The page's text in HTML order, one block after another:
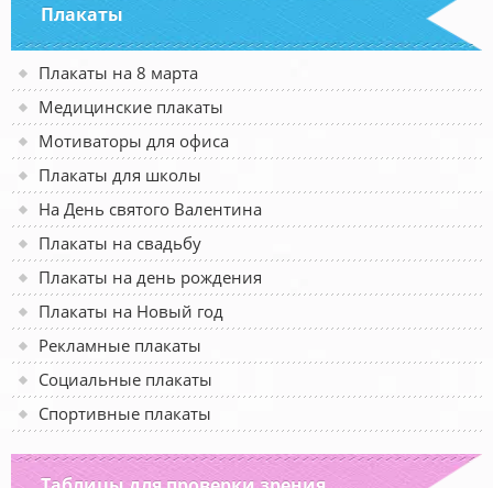
Плакаты
Плакаты на 8 марта
Медицинские плакаты
Мотиваторы для офиса
Плакаты для школы
На День святого Валентина
Плакаты на свадьбу
Плакаты на день рождения
Плакаты на Новый год
Рекламные плакаты
Социальные плакаты
Спортивные плакаты